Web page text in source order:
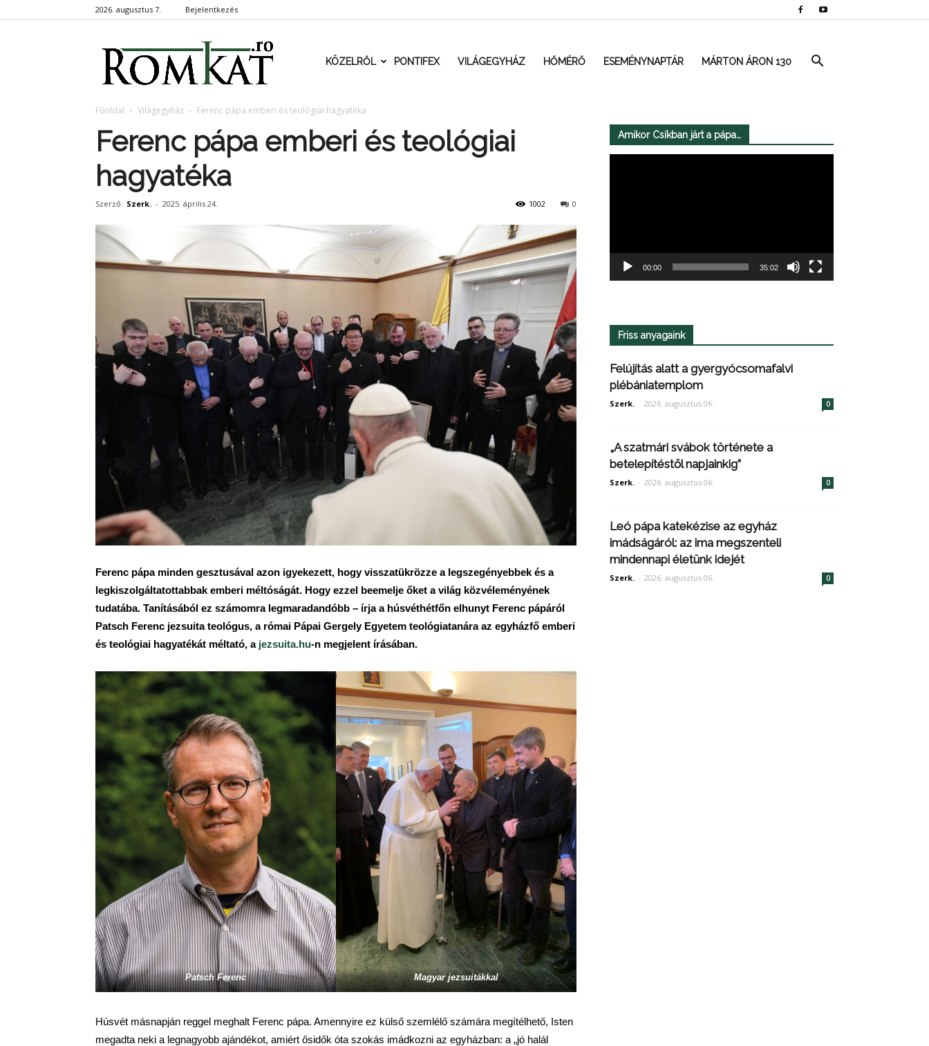
2026. augusztus 7. Bejelentkezés
RomKat.roKÖZELRŐL PONTIFEX VILÁGEGYHÁZ HŐMÉRŐ ESEMÉNYNAPTÁR MÁRTON ÁRON 130
Főoldal Világegyház Ferenc pápa emberi és teológiai hagyatéka
Ferenc pápa emberi és teológiai
hagyatéka
Szerző: Szerk. - 2025. április 24. 0
1002
Ferenc pápa minden gesztusával azon igyekezett, hogy visszatükrözze a legszegényebbek és a
legkiszolgáltatottabbak emberi méltóságát. Hogy ezzel beemelje őket a világ közvéleményének
tudatába. Tanításából ez számomra legmaradandóbb – írja a húsvéthétfőn elhunyt Ferenc pápáról
Patsch Ferenc jezsuita teológus, a római Pápai Gergely Egyetem teológiatanára az egyházfő emberi
és teológiai hagyatékát méltató, a jezsuita.hu-n megjelent írásában.
Patsch Ferenc Magyar jezsuitákkal
Húsvét másnapján reggel meghalt Ferenc pápa. Amennyire ez külső szemlélő számára megítélhető, Isten
megadta neki a legnagyobb ajándékot, amiért ősidők óta szokás imádkozni az egyházban: a „jó halál
Amikor Csíkban járt a pápa…
00:00 35:02
Friss anyagaink
Felújítás alatt a gyergyócsomafalvi
plébániatemplom
Szerk. - 2026. augusztus 06. 0
„A szatmári svábok története a
betelepítéstől napjainkig”
Szerk. - 2026. augusztus 06. 0
Leó pápa katekézise az egyház
imádságáról: az ima megszenteli
mindennapi életünk idejét
Szerk. - 2026. augusztus 06. 0